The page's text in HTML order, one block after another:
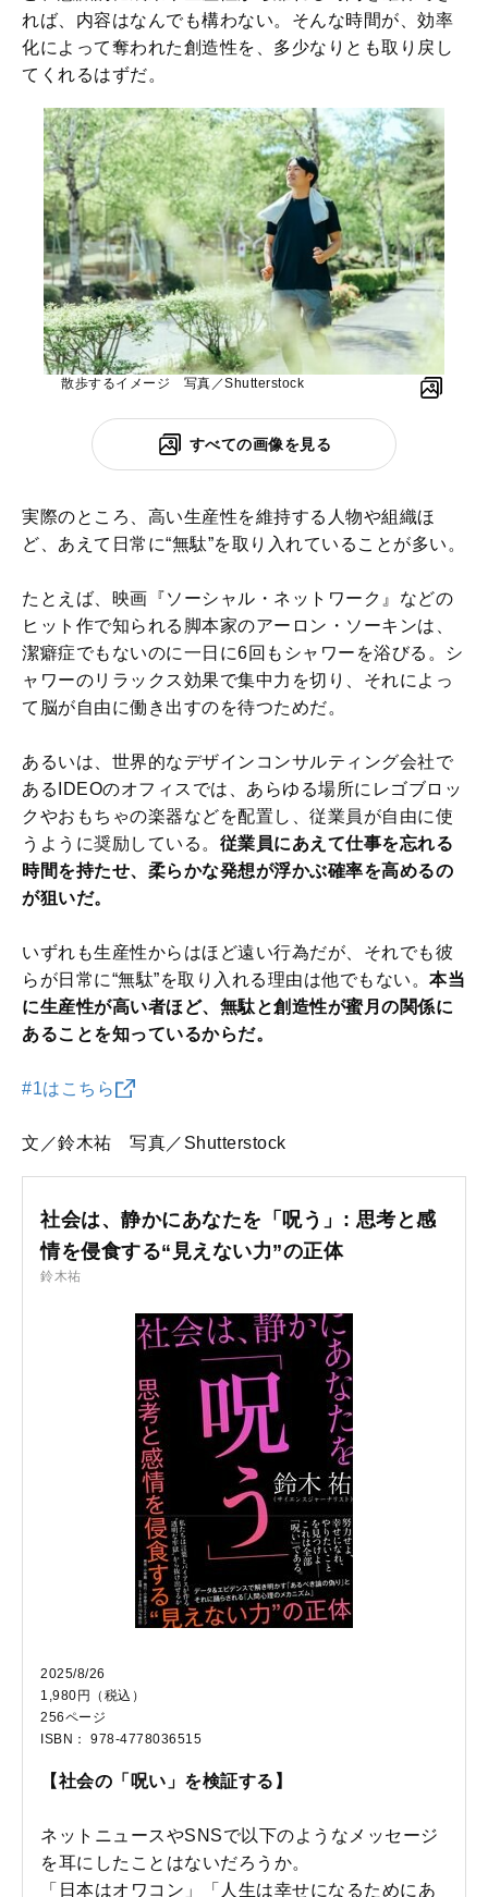
れば、内容はなんでも構わない。そんな時間が、効率
化によって奪われた創造性を、多少なりとも取り戻し
てくれるはずだ。
散歩するイメージ 写真／Shutterstock
すべての画像を見る
実際のところ、高い生産性を維持する人物や組織ほ
ど、あえて日常に“無駄”を取り入れていることが多い。
たとえば、映画『ソーシャル・ネットワーク』などの
ヒット作で知られる脚本家のアーロン・ソーキンは、
潔癖症でもないのに一日に6回もシャワーを浴びる。シ
ャワーのリラックス効果で集中力を切り、それによっ
て脳が自由に働き出すのを待つためだ。
あるいは、世界的なデザインコンサルティング会社で
あるIDEOのオフィスでは、あらゆる場所にレゴブロッ
クやおもちゃの楽器などを配置し、従業員が自由に使
うように奨励している。 従業員にあえて仕事を忘れる
時間を持たせ、柔らかな発想が浮かぶ確率を高めるの
が狙いだ。
いずれも生産性からはほど遠い行為だが、それでも彼
らが日常に“無駄”を取り入れる理由は他でもない。 本当
に生産性が高い者ほど、無駄と創造性が蜜月の関係に
あることを知っているからだ。
#1はこちら
文／鈴木祐 写真／Shutterstock
社会は、静かにあなたを「呪う」: 思考と感
情を侵食する“見えない力”の正体
鈴木祐
2025/8/26
1,980円（税込）
256ページ
ISBN： 978-4778036515
【社会の「呪い」を検証する】
ネットニュースやSNSで以下のようなメッセージ
を耳にしたことはないだろうか。
「日本はオワコン」「人生は幸せになるためにあ